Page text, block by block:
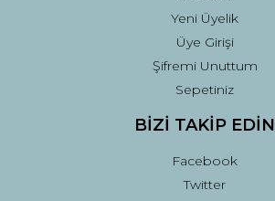
Yeni Üyelik
Üye Girişi
Şifremi Unuttum
Sepetiniz
BİZİ TAKİP EDİN
Facebook
Twitter